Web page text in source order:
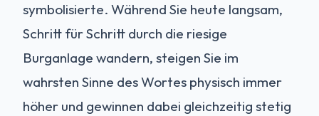
symbolisierte. Während Sie heute langsam,
Schritt für Schritt durch die riesige
Burganlage wandern, steigen Sie im
wahrsten Sinne des Wortes physisch immer
höher und gewinnen dabei gleichzeitig stetig